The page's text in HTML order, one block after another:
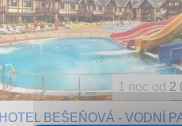
HOTEL BEŠEŇOVÁ - VODNÍ
1 noc od 2